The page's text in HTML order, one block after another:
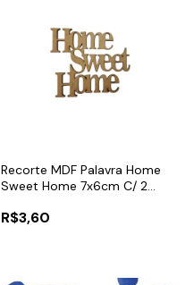
Recorte MDF Palavra Home
Sweet Home 7x6cm C/ 2
R$3,60